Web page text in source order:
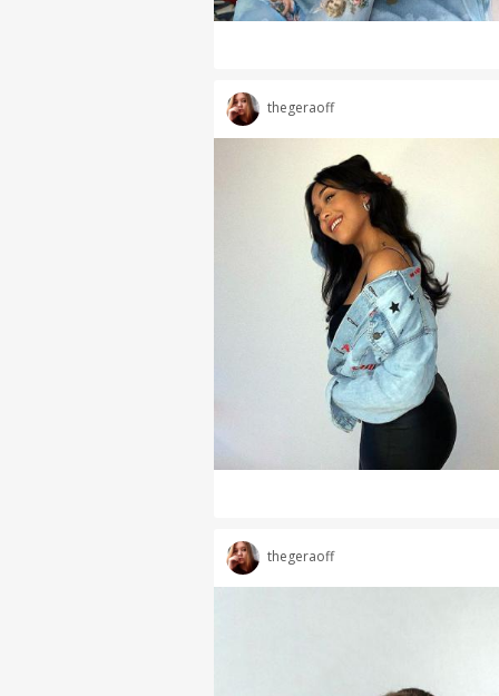
thegeraoff
thegeraoff